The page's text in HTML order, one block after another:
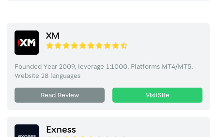
XM
Founded Year 2009, leverage 1:1000, Platforms MT4/MT5,
Website 28 languages
Read Review
VisitSite
Exness